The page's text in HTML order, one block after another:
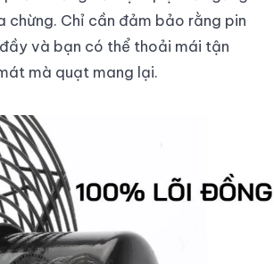
chừng. Chỉ cần đảm bảo rằng pin
và bạn có thể thoải mái tận
mà quạt mang lại.